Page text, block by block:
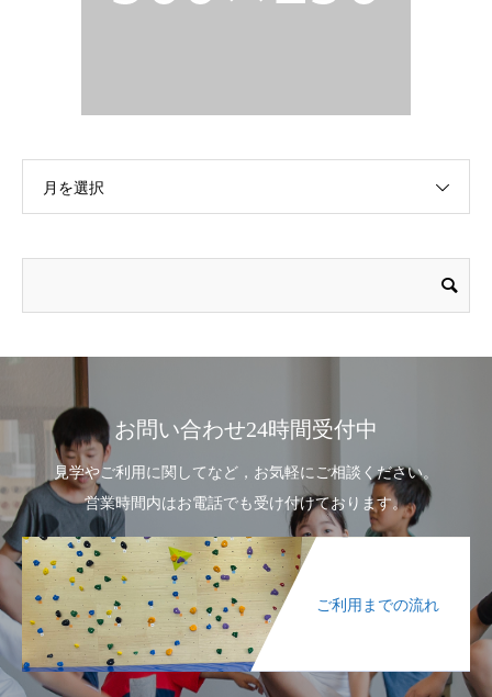
月を選択
お問い合わせ24時間受付中
見学やご利用に関してなど，お気軽にご相談ください。
営業時間内はお電話でも受け付けております。
ご利用までの流れ